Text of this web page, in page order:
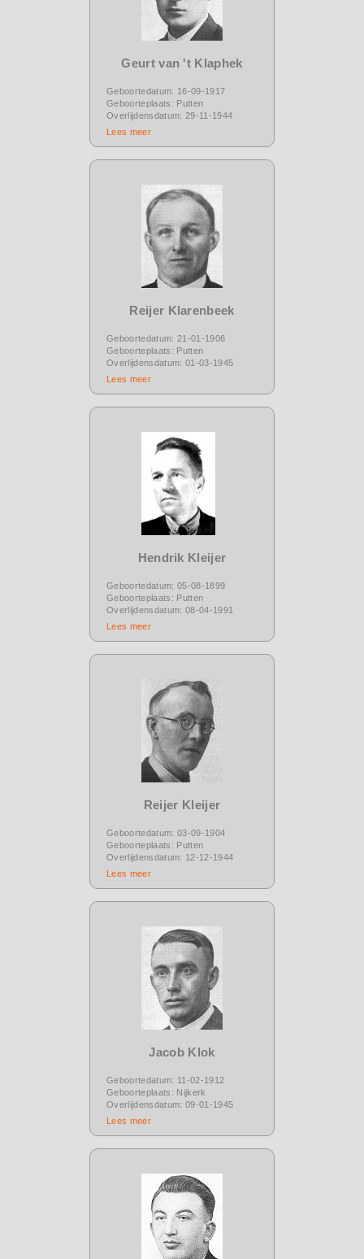
Geurt van 't Klaphek
Geboortedatum: 16-09-1917
Geboorteplaats: Putten
Overlijdensdatum: 29-11-1944
Lees meer
Reijer Klarenbeek
Geboortedatum: 21-01-1906
Geboorteplaats: Putten
Overlijdensdatum: 01-03-1945
Lees meer
Hendrik Kleijer
Geboortedatum: 05-08-1899
Geboorteplaats: Putten
Overlijdensdatum: 08-04-1991
Lees meer
Reijer Kleijer
Geboortedatum: 03-09-1904
Geboorteplaats: Putten
Overlijdensdatum: 12-12-1944
Lees meer
Jacob Klok
Geboortedatum: 11-02-1912
Geboorteplaats: Nijkerk
Overlijdensdatum: 09-01-1945
Lees meer